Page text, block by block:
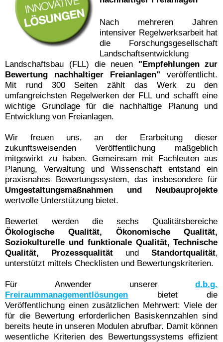
Nach mehreren Jahren
intensiver Regelwerksarbeit hat
die Forschungsgesellschaft
Landschaftsentwicklung
Landschaftsbau (FLL) die neuen "Empfehlungen zur
Bewertung nachhaltiger Freianlagen" veröffentlicht.
Mit rund 300 Seiten zählt das Werk zu den
umfangreichsten Regelwerken der FLL und schafft eine
wichtige Grundlage für die nachhaltige Planung und
Entwicklung von Freianlagen.
Wir freuen uns, an der Erarbeitung dieser
zukunftsweisenden Veröffentlichung maßgeblich
mitgewirkt zu haben. Gemeinsam mit Fachleuten aus
Planung, Verwaltung und Wissenschaft entstand ein
praxisnahes Bewertungssystem, das insbesondere für
Umgestaltungsmaßnahmen und Neubauprojekte
wertvolle Unterstützung bietet.
Bewertet werden die sechs Qualitätsbereiche
Ökologische Qualität, Ökonomische Qualität,
Soziokulturelle und funktionale Qualität, Technische
Qualität, Prozessqualität und Standortqualität,
unterstützt mittels Checklisten und Bewertungskriterien.
Für Anwender unsererd.b.g.
Freiraummanagementlösungen bietet die
Veröffentlichung einen zusätzlichen Mehrwert: Viele der
für die Bewertung erforderlichen Basiskennzahlen sind
bereits heute in unseren Modulen abrufbar. Damit können
wesentliche Kriterien des Bewertungssystems effizient